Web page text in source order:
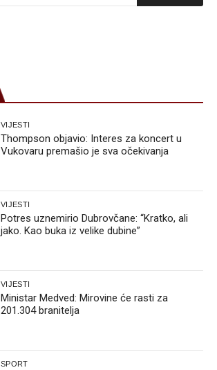
VIJESTI
Thompson objavio: Interes za koncert u
Vukovaru premašio je sva očekivanja
VIJESTI
Potres uznemirio Dubrovčane: “Kratko, ali
jako. Kao buka iz velike dubine”
VIJESTI
Ministar Medved: Mirovine će rasti za
201.304 branitelja
SPORT